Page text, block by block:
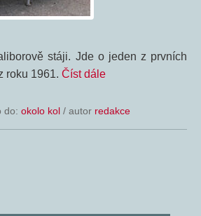
stáji. Jde o jeden z prvních
roku 1961. Číst dále
do: okolo kol / autor redakce